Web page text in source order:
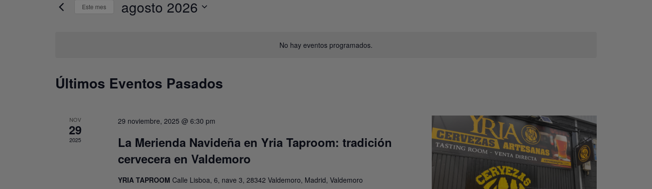
No hay eventos programados.
vistas
Eventos
para
Este mes agosto 2026
Calendario
Últimos Eventos Pasados
NOV
29
2025
29 noviembre, 2025 @ 6:30 pm
La Merienda Navideña en Yria Taproom: tradición
cervecera en Valdemoro
YRIA TAPROOMCalle Lisboa, 6, nave 3, 28342 Valdemoro, Madrid, Valdemoro